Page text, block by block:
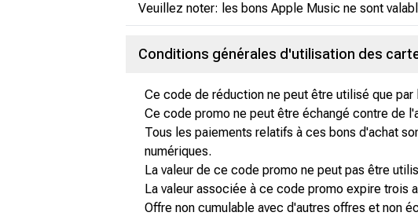
Veuillez noter: les bons Apple Music ne sont
Conditions générales d'utilisation des
Ce code de réduction ne peut être utilisé que
Ce code promo ne peut être échangé contre de
Tous les paiements relatifs à ces bons d'achat
numériques.
La valeur de ce code promo ne peut pas être
La valeur associée à ce code promo expire trois
Offre non cumulable avec d'autres offres et non